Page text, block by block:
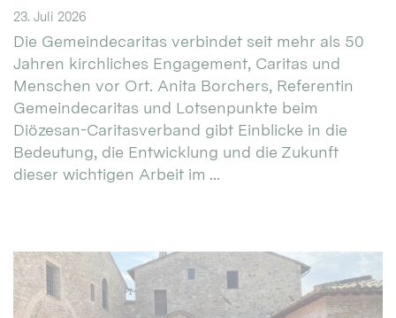
23. Juli 2026
Die Gemeindecaritas verbindet seit mehr als 50
Jahren kirchliches Engagement, Caritas und
Menschen vor Ort. Anita Borchers, Referentin
Gemeindecaritas und Lotsenpunkte beim
Diözesan-Caritasverband gibt Einblicke in die
Bedeutung, die Entwicklung und die Zukunft
dieser wichtigen Arbeit im ...